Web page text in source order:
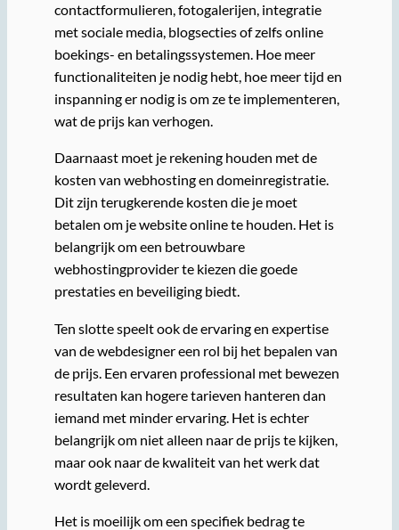
contactformulieren, fotogalerijen, integratie
met sociale media, blogsecties of zelfs online
boekings- en betalingssystemen. Hoe meer
functionaliteiten je nodig hebt, hoe meer tijd en
inspanning er nodig is om ze te implementeren,
wat de prijs kan verhogen.
Daarnaast moet je rekening houden met de
kosten van webhosting en domeinregistratie.
Dit zijn terugkerende kosten die je moet
betalen om je website online te houden. Het is
belangrijk om een betrouwbare
webhostingprovider te kiezen die goede
prestaties en beveiliging biedt.
Ten slotte speelt ook de ervaring en expertise
van de webdesigner een rol bij het bepalen van
de prijs. Een ervaren professional met bewezen
resultaten kan hogere tarieven hanteren dan
iemand met minder ervaring. Het is echter
belangrijk om niet alleen naar de prijs te kijken,
maar ook naar de kwaliteit van het werk dat
wordt geleverd.
Het is moeilijk om een specifiek bedrag te